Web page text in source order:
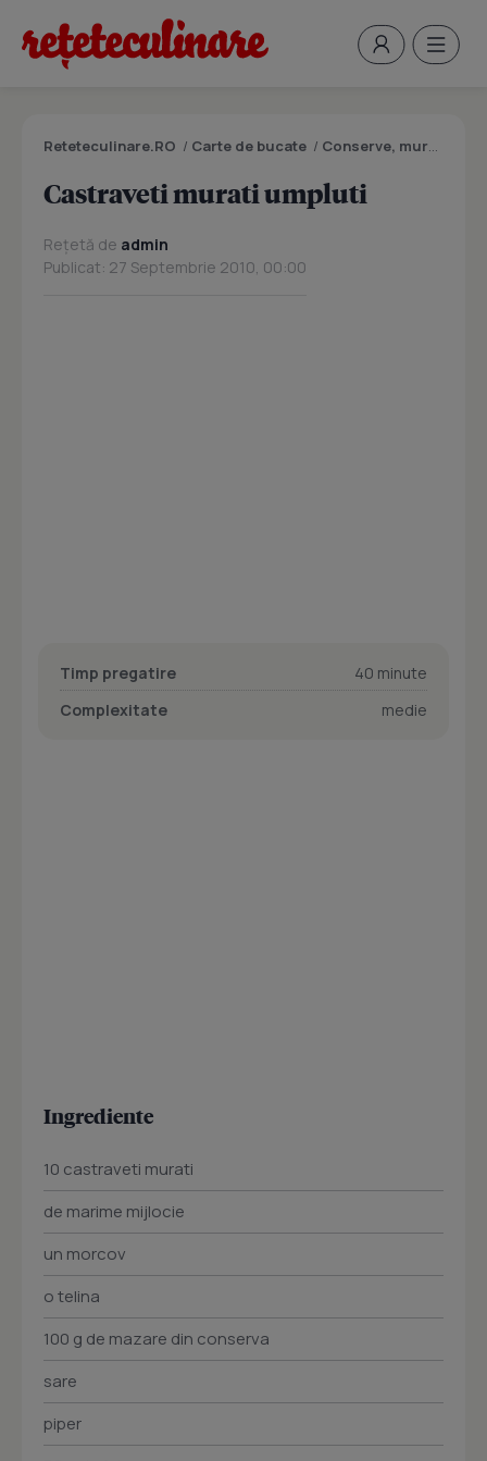
Reteteculinare.RO / Carte de bucate / Conserve, muraturi
Castraveti murati umpluti
Rețetă de admin
Publicat: 27 Septembrie 2010, 00:00
Timp pregatire
40 minute
Complexitate
medie
Ingrediente
10 castraveti murati
de marime mijlocie
un morcov
o telina
100 g de mazare din conserva
sare
piper